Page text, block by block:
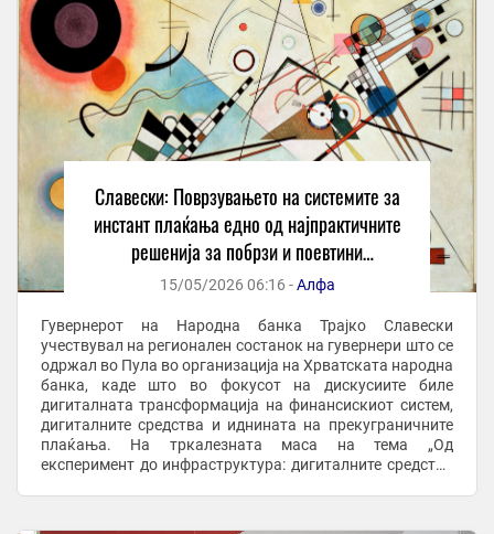
Славески: Поврзувањето на системите за
инстант плаќања едно од најпрактичните
решенија за побрзи и поевтини
прекугранични плаќања
15/05/2026 06:16 -Алфа
Гувернерот на Народна банка Трајко Славески
учествувал на регионален состанок на гувернери што се
одржал во Пула во организација на Хрватската народна
банка, каде што во фокусот на дискусиите биле
дигиталната трансформација на финансискиот систем,
дигиталните средства и иднината на прекуграничните
плаќања. На тркалезната маса на тема „Од
експеримент до инфраструктура: дигиталните средства